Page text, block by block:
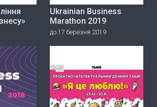
Ukrainian Business
Marathon 2019
до 17 березня 2019